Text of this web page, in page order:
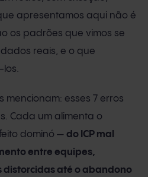
apresentamos aqui não é
os padrões que vimos se
reais, e o que
los.
mencionam: esses 7 erros
Cada um alimenta o
dominó — do ICP mal
entre equipes,
distorcidas até o abandono